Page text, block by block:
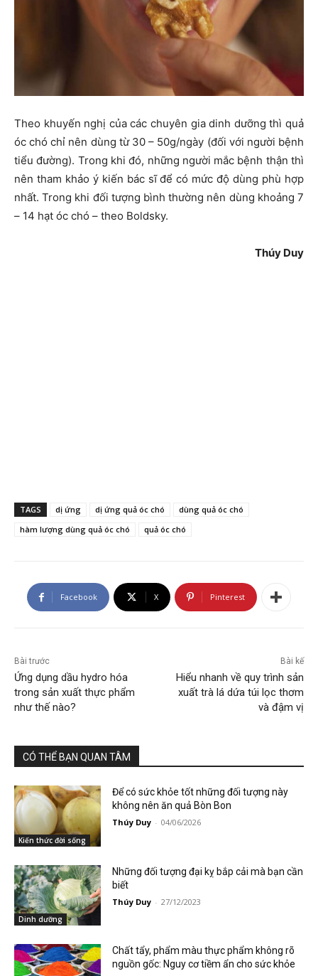
Theo khuyến nghị của các chuyên gia dinh dưỡng thì quả
óc chó chỉ nên dùng từ 30 – 50g/ngày (đối với người bệnh
tiểu đường). Trong khi đó, những người mắc bệnh thận thì
nên tham khảo ý kiến bác sĩ để có mức độ dùng phù hợp
nhất. Trong khi đối tượng bình thường nên dùng khoảng 7
– 14 hạt óc chó – theo Boldsky.
Thúy Duy
TAGS dị ứng dị ứng quả óc chó
dùng quả óc chó
hàm lượng dùng quả óc chó
quả óc chó
Facebook X Pinterest
Bài trước
Ứng dụng dầu hydro hóa
trong sản xuất thực phẩm
như thế nào?
Bài kế
Hiểu nhanh về quy trình sản
xuất trà lá dứa túi lọc thơm
và đậm vị
CÓ THỂ BẠN QUAN TÂM
Kiến thức đời sống
Để có sức khỏe tốt những đối tượng này
không nên ăn quả Bòn Bon
Thúy Duy - 04/06/2026
Dinh dưỡng
Những đối tượng đại kỵ bắp cải mà bạn cần
biết
Thúy Duy - 27/12/2023
Chất tẩy, phẩm màu thực phẩm không rõ
nguồn gốc: Nguy cơ tiềm ẩn cho sức khỏe